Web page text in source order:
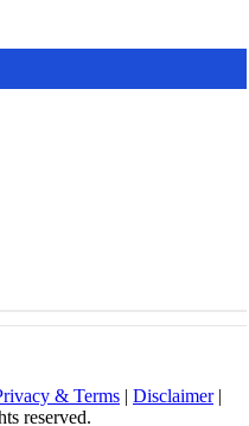
& Terms | Disclaimer|
reserved.